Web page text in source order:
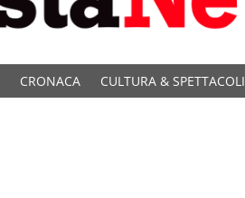
CRONACA CULTURA & SPETTACOLI